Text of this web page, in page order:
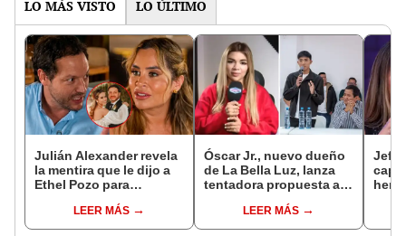
LO MÁS VISTO LO ÚLTIMO
Julián Alexander revela
la mentira que le dijo a
Ethel Pozo para
hubiéramos salido”
LEER MÁS
Óscar Jr., nuevo dueño
de La Bella Luz, lanza
tentadora propuesta a
denuncia por
tocamientos: “Va a
LEER MÁS